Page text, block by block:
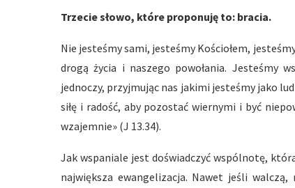
Trzecie słowo, które proponuję to: bracia.
Nie jesteśmy sami, jesteśmy Kościołem,
drogą życia i naszego powołania. Jesteśmy
jednoczy, przyjmując nas jakimi jesteśmy jako
siłę i radość, aby pozostać wiernymi i być
wzajemnie» (J 13.34).
Jak wspaniale jest doświadczyć wspólnotę,
największa ewangelizacja. Nawet jeśli